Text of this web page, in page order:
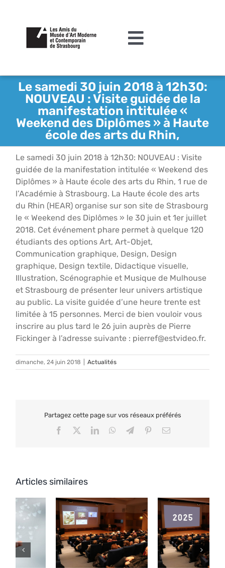
contenu
Toggle
L’association
Agenda
Actualités
Acquisitions et mécénat
Editions
Le MAMCS
Contact
Le samedi 30 juin 2018 à 12h30:
NOUVEAU : Visite guidée de la
manifestation intitulée «
Weekend des Diplômes » à Haute
école des arts du Rhin,
Le samedi 30 juin 2018 à 12h30: NOUVEAU : Visite
guidée de la manifestation intitulée « Weekend des
Diplômes » à Haute école des arts du Rhin, 1 rue de
l’Académie à Strasbourg. La Haute école des arts
du Rhin (HEAR) organise sur son site de Strasbourg
le « Weekend des Diplômes » le 30 juin et 1er juillet
2018. Cet événement phare permet à quelque 120
étudiants des options Art, Art-Objet,
Communication graphique, Design, Design
graphique, Design textile, Didactique visuelle,
Illustration, Scénographie et Musique de Mulhouse
et Strasbourg de présenter leur univers artistique
au public. La visite guidée d’une heure trente est
limitée à 15 personnes. Merci de bien vouloir vous
inscrire au plus tard le 26 juin auprès de Pierre
Fickinger à l’adresse suivante : pierref@estvideo.fr.
dimanche, 24 juin 2018 Actualités
Partagez cette page sur vos réseaux préférés
Facebook LinkedInWhatsApp
TelegramPinterestEmail
Articles similaires